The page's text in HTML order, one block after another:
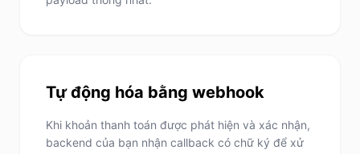
Tự động hóa bằng webhook
Khi khoản thanh toán được phát hiện và xác nhận,
backend của bạn nhận callback có chữ ký để xử